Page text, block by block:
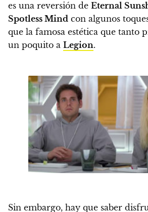
es una reversión de Eternal
Spotless Mind con algunos
que la famosa estética que tanto
un poquito a Legion.
Sin embargo, hay que saber